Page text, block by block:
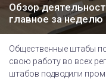
Обзор
главное за неделю
Общественные штабы
свою работу во всех
штабов подводили